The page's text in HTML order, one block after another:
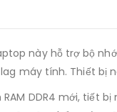
này hỗ trợ bộ
máy tính. Thiết bị
DDR4 mới, tiết